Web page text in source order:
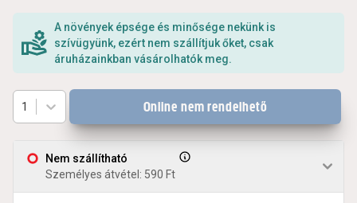
A növények épsége és minősége nekünk is
szívügyünk, ezért nem szállítjuk őket, csak
áruházainkban vásárolhatók meg.
Nem szállítható
Személyes átvétel: 590 Ft
1 Online nem rendelhető